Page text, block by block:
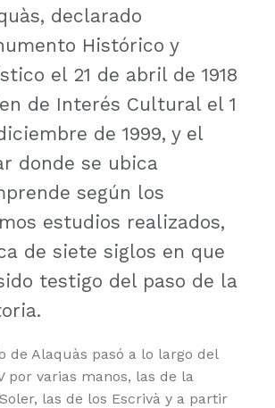
declarado
Histórico y
el 21 de abril de 1918
de Interés Cultural el 1
de 1999, y el
donde se ubica
según los
estudios realizados,
de siete siglos en que
testigo del paso de la
de Alaquàs pasó a lo largo del
por varias manos, las de la
las de los Escrivà y a partir